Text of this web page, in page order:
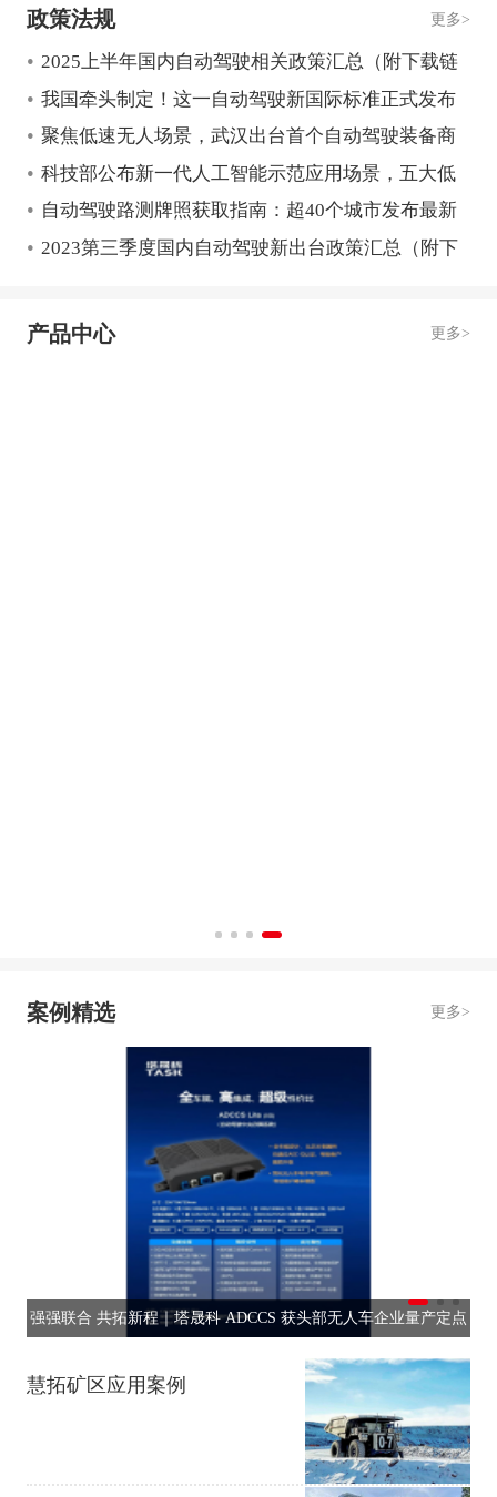
政策法规 更多>
• 2025上半年国内自动驾驶相关政策汇总（附下载链
接）
• 我国牵头制定！这一自动驾驶新国际标准正式发布
• 聚焦低速无人场景，武汉出台首个自动驾驶装备商
业化试点管理办法
• 科技部公布新一代人工智能示范应用场景，五大低
速赛道受关注！
• 自动驾驶路测牌照获取指南：超40个城市发布最新
政策！
• 2023第三季度国内自动驾驶新出台政策汇总（附下
产品中心 更多>
案例精选 更多>
强强联合 共拓新程｜塔晟科 ADCCS 获头部无人车企业量产定点
慧拓矿区应用案例